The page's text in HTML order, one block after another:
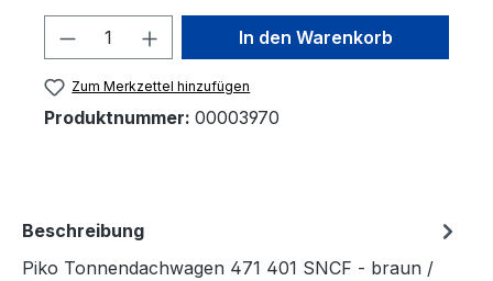
Produkt Anzahl: Gib den
In den Warenkorb
Zum Merkzettel hinzufügen
Produktnummer: 00003970
Beschreibung
Piko Tonnendachwagen 471 401 SNCF - braun /